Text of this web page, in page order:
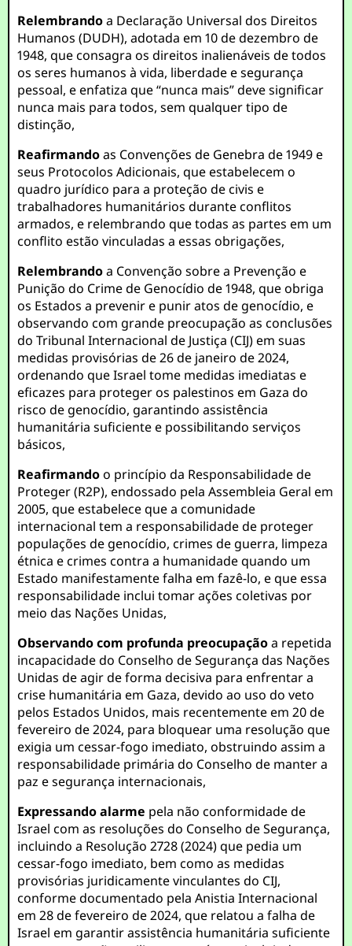
Relembrandoa Declaração Universal dos Direitos
Humanos (DUDH), adotada em 10 de dezembro de
1948, que consagra os direitos inalienáveis de todos
os seres humanos à vida, liberdade e segurança
pessoal, e enfatiza que “nunca mais” deve significar
nunca mais para todos, sem qualquer tipo de
distinção,
Reafirmandoas Convenções de Genebra de 1949 e
seus Protocolos Adicionais, que estabelecem o
quadro jurídico para a proteção de civis e
trabalhadores humanitários durante conflitos
armados, e relembrando que todas as partes em um
conflito estão vinculadas a essas obrigações,
Relembrandoa Convenção sobre a Prevenção e
Punição do Crime de Genocídio de 1948, que obriga
os Estados a prevenir e punir atos de genocídio, e
observando com grande preocupação as conclusões
do Tribunal Internacional de Justiça (CIJ) em suas
medidas provisórias de 26 de janeiro de 2024,
ordenando que Israel tome medidas imediatas e
eficazes para proteger os palestinos em Gaza do
risco de genocídio, garantindo assistência
humanitária suficiente e possibilitando serviços
básicos,
Reafirmandoo princípio da Responsabilidade de
Proteger (R2P), endossado pela Assembleia Geral em
2005, que estabelece que a comunidade
internacional tem a responsabilidade de proteger
populações de genocídio, crimes de guerra, limpeza
étnica e crimes contra a humanidade quando um
Estado manifestamente falha em fazê-lo, e que essa
responsabilidade inclui tomar ações coletivas por
meio das Nações Unidas,
Observando com profunda preocupaçãoa repetida
incapacidade do Conselho de Segurança das Nações
Unidas de agir de forma decisiva para enfrentar a
crise humanitária em Gaza, devido ao uso do veto
pelos Estados Unidos, mais recentemente em 20 de
fevereiro de 2024, para bloquear uma resolução que
exigia um cessar-fogo imediato, obstruindo assim a
responsabilidade primária do Conselho de manter a
paz e segurança internacionais,
Expressando alarme pela não conformidade de
Israel com as resoluções do Conselho de Segurança,
incluindo a Resolução 2728 (2024) que pedia um
cessar-fogo imediato, bem como as medidas
provisórias juridicamente vinculantes do CIJ,
conforme documentado pela Anistia Internacional
em 28 de fevereiro de 2024, que relatou a falha de
Israel em garantir assistência humanitária suficiente